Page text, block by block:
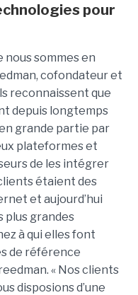
pour
nous sommes en
cofondateur et
reconnaissent que
depuis longtemps
grande partie par
plateformes et
de les intégrer
étaient des
et aujourd’hui
plus grandes
à qui elles font
de référence
« Nos clients
disposions d’une